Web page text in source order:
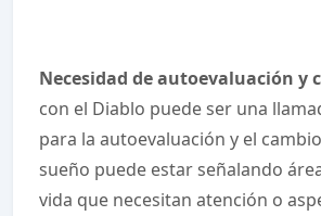
Necesidad de autoevaluación y
con el Diablo puede ser una
para la autoevaluación y el
sueño puede estar señalando
vida que necesitan atención o